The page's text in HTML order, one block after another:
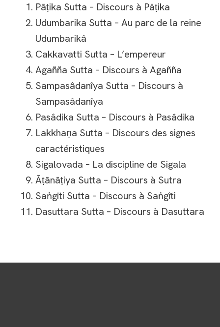
Pāṭika Sutta – Discours à Pāṭika
Udumbarika Sutta – Au parc de la reine
Udumbarikâ
Cakkavatti Sutta – L’empereur
Agañña Sutta – Discours à Agañña
Sampasâdanîya Sutta – Discours à
Sampasâdanîya
Pasâdika Sutta – Discours à Pasâdika
Lakkhaṇa Sutta – Discours des signes
caractéristiques
Sigalovada – La discipline de Sigala
Āṭānāṭiya Sutta – Discours à Sutra
Saṅgīti Sutta – Discours à Saṅgîti
Dasuttara Sutta – Discours à Dasuttara